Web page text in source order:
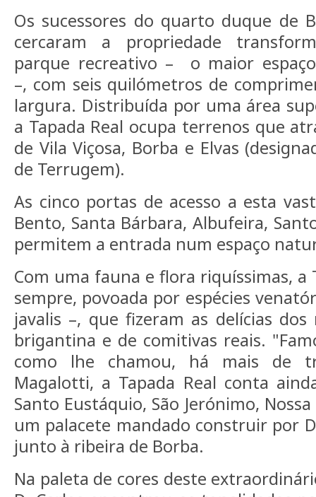
Os sucessores do quarto duque de
cercaram a propriedade
parque recreativo – o maior
–, com seis quilómetros de
largura. Distribuída por uma área
a Tapada Real ocupa terrenos que
de Vila Viçosa, Borba e Elvas
de Terrugem).
As cinco portas de acesso a esta
Bento, Santa Bárbara, Albufeira,
permitem a entrada num espaço
Com uma fauna e flora riquíssimas, a
sempre, povoada por espécies
javalis –, que fizeram as delícias
brigantina e de comitivas reais.
como lhe chamou, há mais de
Magalotti, a Tapada Real conta
Santo Eustáquio, São Jerónimo,
um palacete mandado construir por
junto à ribeira de Borba.
Na paleta de cores deste